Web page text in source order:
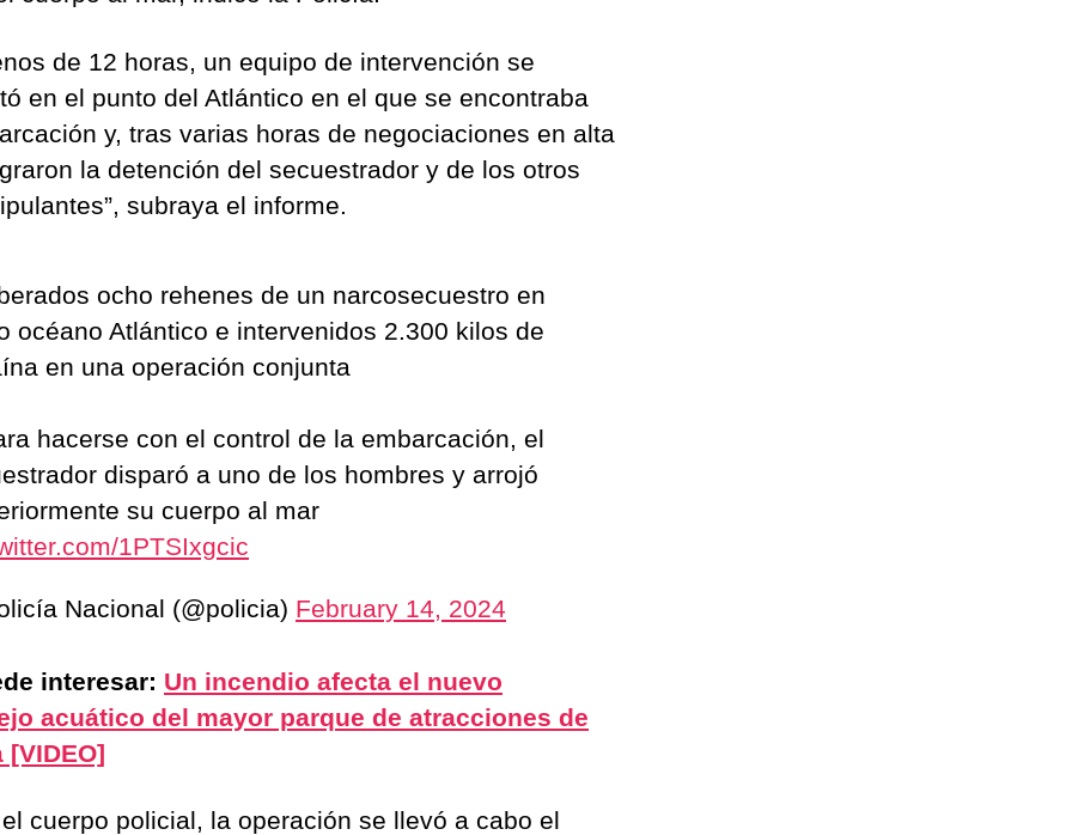
de 12 horas, un equipo de intervención se
en el punto del Atlántico en el que se encontraba
y, tras varias horas de negociaciones en alta
la detención del secuestrador y de los otros
subraya el informe.
ocho rehenes de un narcosecuestro en
océano Atlántico e intervenidos 2.300 kilos de
en una operación conjunta
hacerse con el control de la embarcación, el
disparó a uno de los hombres y arrojó
su cuerpo al mar
1PTSIxgcic
Nacional (@policia) February 14, 2024
interesar: Un incendio afecta el nuevo
acuático del mayor parque de atracciones de
[VIDEO]
cuerpo policial, la operación se llevó a cabo el